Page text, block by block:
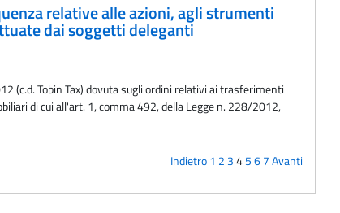
relative alle azioni, agli strumenti
dai soggetti deleganti
(c.d. Tobin Tax) dovuta sugli ordini relativi ai trasferimenti
di cui all'art. 1, comma 492, della Legge n. 228/2012,
Indietro1 2 34567Avanti